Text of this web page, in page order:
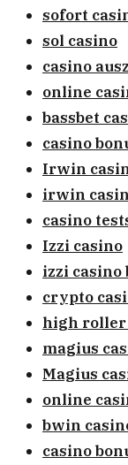
sofort
sol casino
casino
online
bassbet
casino
Irwin
irwin
casino
Izzi casino
izzi casino
crypto
high roller
magius
Magius
online
bwin
casino